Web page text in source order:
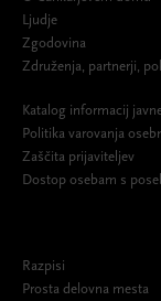
Ljudje
Zgodovina
Združenja, partnerji,
Katalog informacij
Politika varovanja
Zaščita prijaviteljev
Dostop osebam s
Razpisi
Prosta delovna mesta